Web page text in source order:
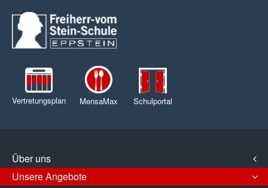
Vertretungsplan MensaMax Schulportal
Über uns
Unsere Angebote